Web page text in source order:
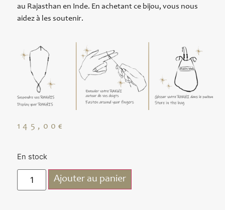
au Rajasthan en Inde. En achetant ce bijou, vous nous
aidez à les soutenir.
145,00€
En stock
Ajouter au panier